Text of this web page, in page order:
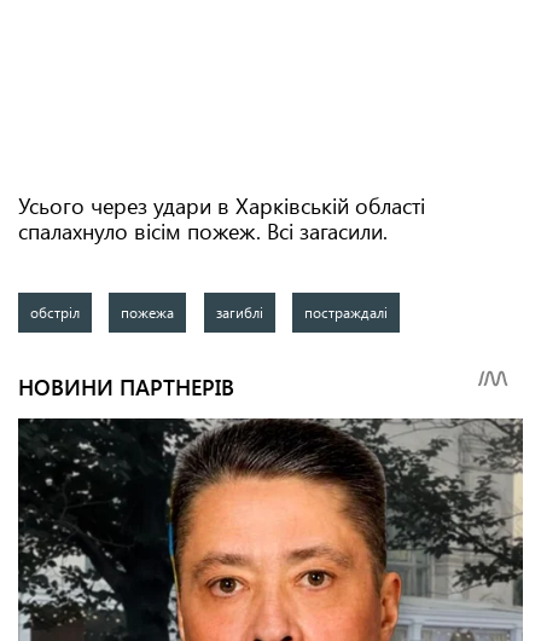
Усього через удари в Харківській області
спалахнуло вісім пожеж. Всі загасили.
обстріл пожежа загиблі постраждалі